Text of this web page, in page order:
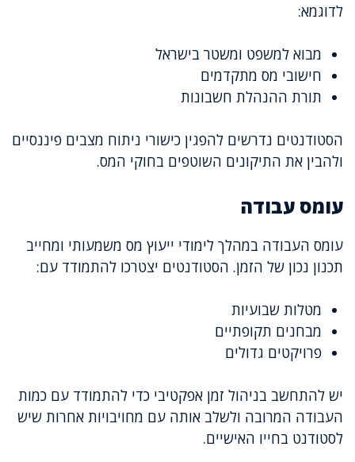
לדוגמא:
מבוא למשפט ומשטר בישראל
חישובי מס מתקדמים
תורת ההנהלת חשבונות
הסטודנטים נדרשים להפגין כישורי ניתוח מצבים פיננסיים
ולהבין את התיקונים השוטפים בחוקי המס.
עומס עבודה
עומס העבודה במהלך לימודי ייעוץ מס משמעותי ומחייב
תכנון נכון של הזמן. הסטודנטים יצטרכו להתמודד עם:
מטלות שבועיות
מבחנים תקופתיים
פרויקטים גדולים
יש להתחשב בניהול זמן אפקטיבי כדי להתמודד עם כמות
העבודה המרובה ולשלב אותה עם מחויבויות אחרות שיש
לסטודנט בחייו האישיים.